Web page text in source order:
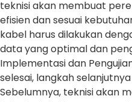
teknisi akan membuat
efisien dan sesuai
kabel harus dilakukan
data yang optimal dan
Implementasi dan
selesai, langkah
Sebelumnya, teknisi akan